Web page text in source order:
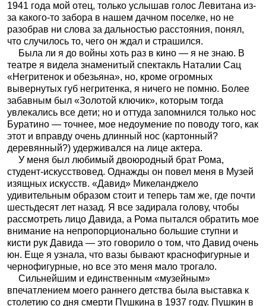
1941 года мой отец, только услышав голос Левитана из-
за какого-то забора в нашем дачном поселке, но не
разобрав ни слова за дальностью расстояния, понял,
что случилось то, чего он ждал и страшился.
Была ли я до войны хоть раз в кино — я не знаю. В
театре я видела знаменитый спектакль Наталии Сац
«Негритенок и обезьяна», но, кроме огромных
вывернутых губ негритенка, я ничего не помню. Более
забавным был «Золотой ключик», которым тогда
увлекались все дети; но и оттуда запомнился только нос
Буратино — точнее, мое недоумение по поводу того, как
этот и вправду очень длинный нос (картонный?
деревянный?) удерживался на лице актера.
У меня был любимый двоюродный брат Рома,
студент-искусствовед. Однажды он повел меня в Музей
изящных искусств. «Давид» Микеланджело
удивительным образом стоит и теперь там же, где почти
шестьдесят лет назад. Я все задирала голову, чтобы
рассмотреть лицо Давида, а Рома пытался обратить мое
внимание на непропорционально большие ступни и
кисти рук Давида — это говорило о том, что Давид очень
юн. Еще я узнала, что вазы бывают краснофигурные и
чернофигурные, но все это меня мало трогало.
Сильнейшим и единственным «музейным»
впечатлением моего раннего детства была выставка к
столетию со дня смерти Пушкина в 1937 году. Пушкин в